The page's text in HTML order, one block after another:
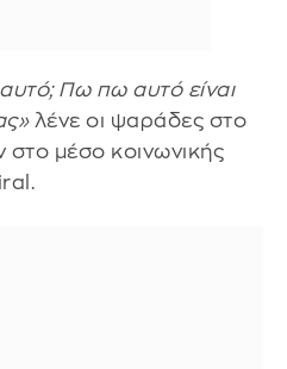
Πω πω αυτό είναι
λένε οι ψαράδες στο
στο μέσο κοινωνικής